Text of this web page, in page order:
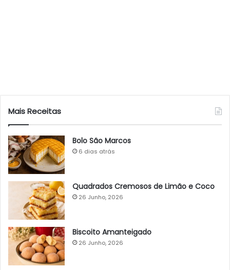
Mais Receitas
Bolo São Marcos
6 dias atrás
Quadrados Cremosos de Limão e Coco
26 Junho, 2026
Biscoito Amanteigado
26 Junho, 2026